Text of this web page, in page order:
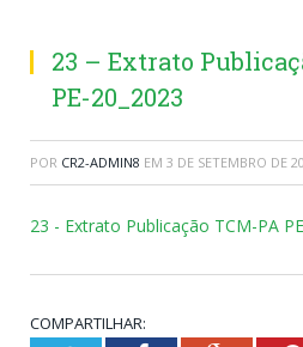
23 – Extrato
PE-20_2023
POR CR2-ADMIN8 EM 3 DE SETEMBRO DE
23 - Extrato Publicação TCM-PA
COMPARTILHAR: